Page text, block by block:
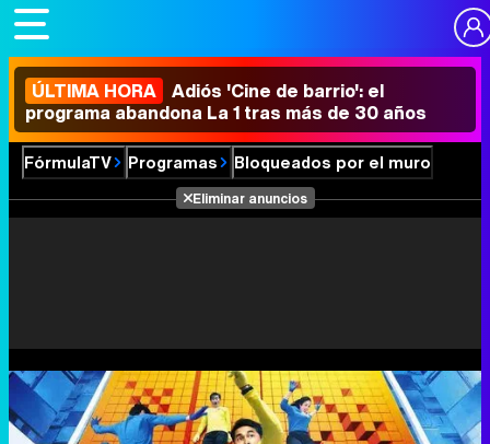
ÚLTIMA HORA Adiós 'Cine de barrio': el
programa abandona La 1 tras más de 30 años
FórmulaTV Programas Bloqueados por el muro
Eliminar anuncios